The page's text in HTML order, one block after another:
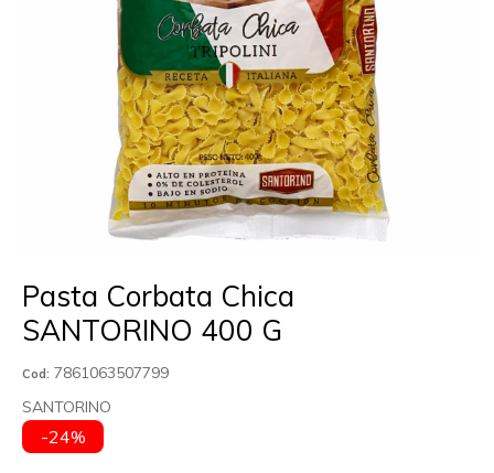
Pasta Corbata Chica
SANTORINO 400 G
Cod: 7861063507799
SANTORINO
-24%